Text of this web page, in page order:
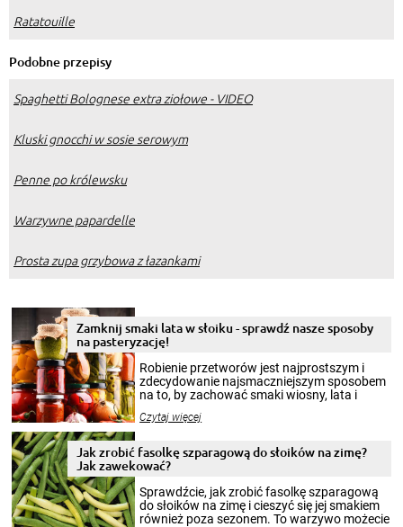
Ratatouille
Podobne przepisy
Spaghetti Bolognese extra ziołowe - VIDEO
Kluski gnocchi w sosie serowym
Penne po królewsku
Warzywne papardelle
Prosta zupa grzybowa z łazankami
Zamknij smaki lata w słoiku - sprawdź nasze sposoby
na pasteryzację!
Robienie przetworów jest najprostszym i
zdecydowanie najsmaczniejszym sposobem
na to, by zachować smaki wiosny, lata i
krajobrazów, by cieszyć nimi oko w sezonie
pełni poczuć atmosferę cieplejszych
miesięcy. Przygotowanie słoików ze
patenty, które pozwolą zachować świeżość
przetworów.
Czytaj więcej
Jak zrobić fasolkę szparagową do słoików na zimę?
Jak zawekować?
Sprawdźcie, jak zrobić fasolkę szparagową
do słoików na zimę i cieszyć się jej smakiem
również poza sezonem. To warzywo możecie